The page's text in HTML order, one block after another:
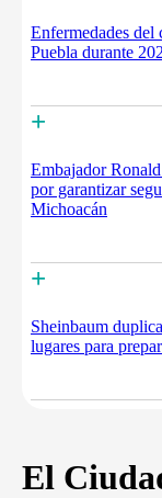
Enfermedades del
Puebla durante
+
Embajador
por garantizar
Michoacán
+
Sheinbaum
lugares para
El